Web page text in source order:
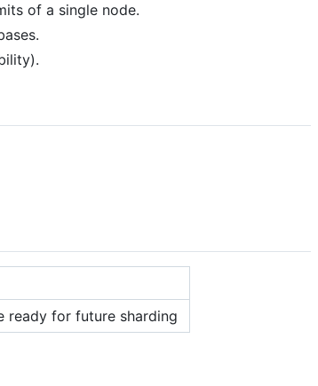
of a single node.
ready for future sharding